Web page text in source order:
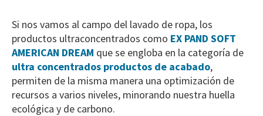
Si nos vamos al campo del lavado de ropa, los
productos ultraconcentrados como EX PAND SOFT
AMERICAN DREAM que se engloba en la categoría de
ultra concentrados productos de acabado,
permiten de la misma manera una optimización de
recursos a varios niveles, minorando nuestra huella
ecológica y de carbono.